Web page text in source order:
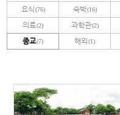
요식(76) 숙박(16)
의료(2) 과학관(2)
종교(7) 해외 (1)